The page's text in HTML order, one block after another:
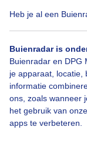
Heb je al een
Buienradar is
Buienradar en DPG
je apparaat, locatie,
informatie
ons, zoals wanneer
het gebruik van
apps te verbeteren.
Over
Veelgestelde
Contact